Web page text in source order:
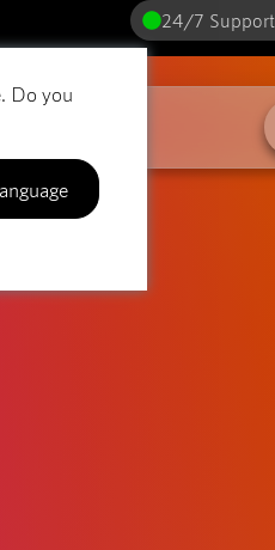
24/7 Support
Do you